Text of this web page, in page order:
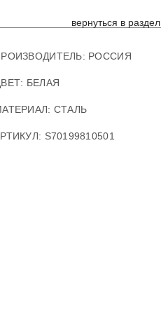
вернуться в раздел
РОССИЯ
БЕЛАЯ
СТАЛЬ
: S70199810501